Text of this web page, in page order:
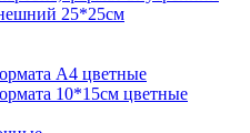
25*25см
А4 цветные
10*15см цветные